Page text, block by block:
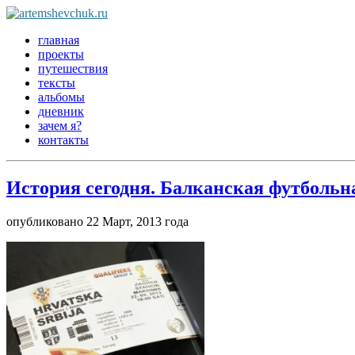
главная
проекты
путешествия
тексты
альбомы
дневник
зачем я?
контакты
История сегодня. Балканская
опубликовано 22 Март, 2013 года